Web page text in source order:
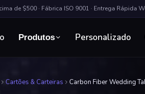
de $500 · Fábrica ISO 9001 · Entrega Rápida
Produtos Personalizado
Cartões & Carteiras Carbon Fiber Wedding